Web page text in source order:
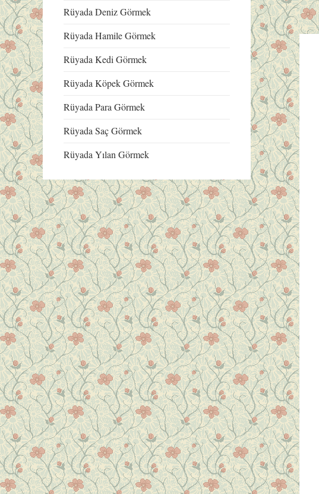
Rüyada Deniz Görmek
Rüyada Hamile Görmek
Rüyada Kedi Görmek
Rüyada Köpek Görmek
Rüyada Para Görmek
Rüyada Saç Görmek
Rüyada Yılan Görmek